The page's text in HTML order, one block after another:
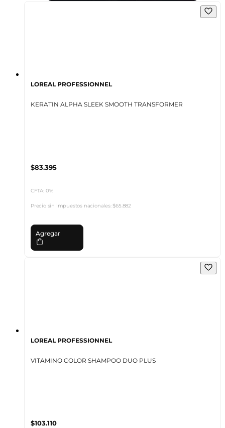
LOREAL PROFESSIONNEL
KERATIN ALPHA SLEEK SMOOTH TRANSFORMER
$83.395
CFTA: 0%
Precio sin impuestos nacionales:$65.882
Agregar
LOREAL PROFESSIONNEL
VITAMINO COLOR SHAMPOO DUO PLUS
$103.110